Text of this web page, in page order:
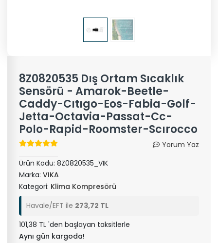
8Z0820535 Dış Ortam Sıcaklık
Sensörü - Amarok-Beetle-
Caddy-Cıtıgo-Eos-Fabia-Golf-
Jetta-Octavia-Passat-Cc-
Polo-Rapid-Roomster-Scırocco
Yorum Yaz
Ürün Kodu: 8Z0820535_VIK
Marka: VIKA
Kategori: Klima Kompresörü
Havale/EFT ile 273,72 TL
101,38 TL 'den başlayan taksitlerle
Aynı gün kargoda!